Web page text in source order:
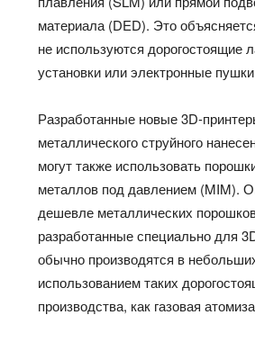
материала (DED). Это
не используются дорогостоящие
установки или электронные
Разработанные новые 3D-
металлического струйного
могут также использовать
металлов под давлением (MIM).
дешевле металлических
разработанные специально для
обычно производятся в
использованием таких
производства, как газовая